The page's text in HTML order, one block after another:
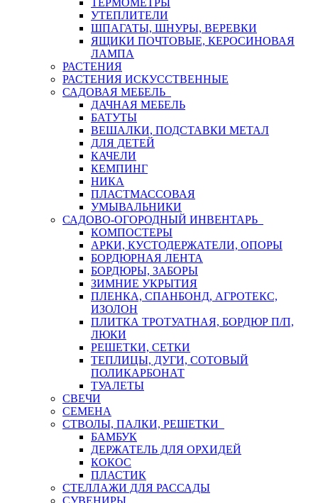
ТЕРМОМЕТРЫ
УТЕПЛИТЕЛИ
ШПАГАТЫ, ШНУРЫ, ВЕРЕВКИ
ЯЩИКИ ПОЧТОВЫЕ, КЕРОСИНОВАЯ
ЛАМПА
РАСТЕНИЯ
РАСТЕНИЯ ИСКУССТВЕННЫЕ
САДОВАЯ МЕБЕЛЬ
ДАЧНАЯ МЕБЕЛЬ
БАТУТЫ
ВЕШАЛКИ, ПОДСТАВКИ МЕТАЛ
ДЛЯ ДЕТЕЙ
КАЧЕЛИ
КЕМПИНГ
НИКА
ПЛАСТМАССОВАЯ
УМЫВАЛЬНИКИ
САДОВО-ОГОРОДНЫЙ ИНВЕНТАРЬ
КОМПОСТЕРЫ
АРКИ, КУСТОДЕРЖАТЕЛИ, ОПОРЫ
БОРДЮРНАЯ ЛЕНТА
БОРДЮРЫ, ЗАБОРЫ
ЗИМНИЕ УКРЫТИЯ
ПЛЕНКА, СПАНБОНД, АГРОТЕКС,
ИЗОЛОН
ПЛИТКА ТРОТУАТНАЯ, БОРДЮР П/П,
ЛЮКИ
РЕШЕТКИ, СЕТКИ
ТЕПЛИЦЫ, ДУГИ, СОТОВЫЙ
ПОЛИКАРБОНАТ
ТУАЛЕТЫ
СВЕЧИ
СЕМЕНА
СТВОЛЫ, ПАЛКИ, РЕШЕТКИ
БАМБУК
ДЕРЖАТЕЛЬ ДЛЯ ОРХИДЕЙ
КОКОС
ПЛАСТИК
СТЕЛЛАЖИ ДЛЯ РАССАДЫ
СУВЕНИРЫ